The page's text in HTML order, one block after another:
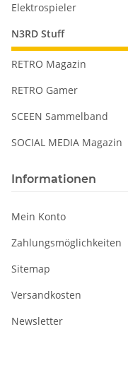
Elektrospieler
N3RD Stuff
RETRO Magazin
RETRO Gamer
SCEEN Sammelband
SOCIAL MEDIA Magazin
Informationen
Mein Konto
Zahlungsmöglichkeiten
Sitemap
Versandkosten
Newsletter